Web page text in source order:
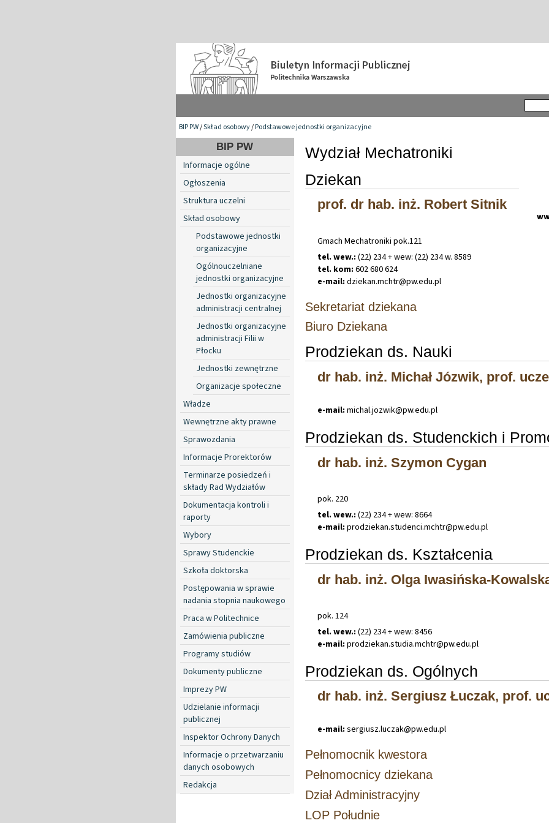
BIP PW/Skład osobowy/Podstawowe jednostki organizacyjne
BIP PW
Informacje ogólne
Ogłoszenia
Struktura uczelni
Skład osobowy
Podstawowe jednostki
organizacyjne
Ogólnouczelniane
jednostki organizacyjne
Jednostki organizacyjne
administracji centralnej
Jednostki organizacyjne
administracji Filii w
Płocku
Jednostki zewnętrzne
Organizacje społeczne
Władze
Wewnętrzne akty prawne
Sprawozdania
Informacje Prorektorów
Terminarze posiedzeń i
składy Rad Wydziałów
Dokumentacja kontroli i
raporty
Wybory
Sprawy Studenckie
Szkoła doktorska
Postępowania w sprawie
nadania stopnia naukowego
Praca w Politechnice
Zamówienia publiczne
Programy studiów
Dokumenty publiczne
Imprezy PW
Udzielanie informacji
publicznej
Inspektor Ochrony Danych
Informacje o przetwarzaniu
danych osobowych
Redakcja
Wydział Mechatroniki
Dziekan
prof. dr hab. inż. Robert Sitnik
Gmach Mechatroniki pok.121
tel. wew.: (22) 234 + wew: (22) 234 w. 8589
tel. kom: 602 680 624
e-mail: dziekan.mchtr@pw.edu.pl
Sekretariat dziekana
Biuro Dziekana
Prodziekan ds. Nauki
dr hab. inż. Michał Józwik, prof.
e-mail: michal.jozwik@pw.edu.pl
Prodziekan ds. Studenckich i
dr hab. inż. Szymon Cygan
pok. 220
tel. wew.: (22) 234 + wew: 8664
e-mail: prodziekan.studenci.mchtr@pw.edu.pl
Prodziekan ds. Kształcenia
dr hab. inż. Olga Iwasińska-
pok. 124
tel. wew.: (22) 234 + wew: 8456
e-mail: prodziekan.studia.mchtr@pw.edu.pl
Prodziekan ds. Ogólnych
dr hab. inż. Sergiusz Łuczak, prof.
e-mail: sergiusz.luczak@pw.edu.pl
Pełnomocnik kwestora
Pełnomocnicy dziekana
Dział Administracyjny
LOP Południe